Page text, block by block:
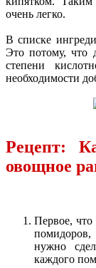
очень легко.
В списке
Это потому, что
степени
необходимости
Рецепт:
овощное
Первое, что
помидоров,
нужно
каждого